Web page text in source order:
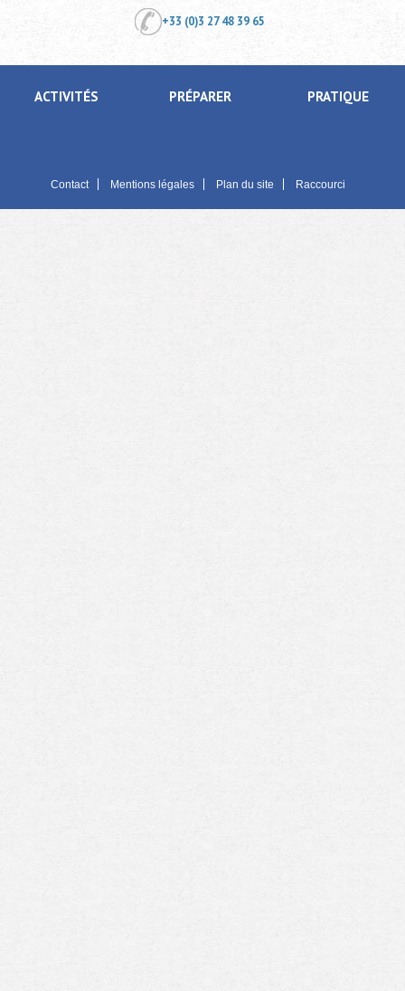
+33 (0)3 27 48 39 65
ACTIVITÉS PRÉPARER PRATIQUE
Contact Mentions légales Plan du site Raccourci